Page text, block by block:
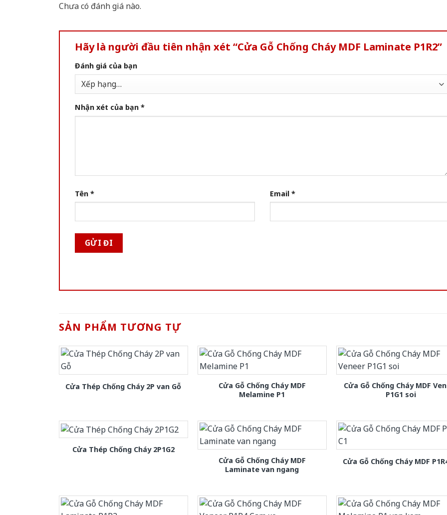
Chưa có đánh giá nào.
Hãy là người đầu tiên nhận xét “Cửa Gỗ Chống Cháy MDF Laminate P1R2”
Đánh giá của bạn
Nhận xét của bạn *
Tên * Email *
SẢN PHẨM TƯƠNG TỰ
Cửa Thép Chống Cháy 2P van Gỗ
Cửa Gỗ Chống Cháy MDF
Melamine P1
Cửa Gỗ Chống Cháy MDF
P1G1 soi
Cửa Thép Chống Cháy 2P1G2
Cửa Gỗ Chống Cháy MDF
Laminate van ngang
Cửa Gỗ Chống Cháy MDF